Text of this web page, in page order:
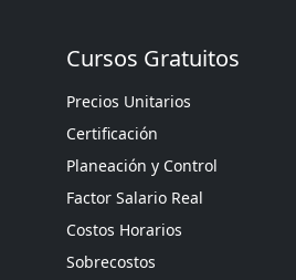
Cursos Gratuitos
Precios Unitarios
Certificación
Planeación y Control
Factor Salario Real
Costos Horarios
Sobrecostos